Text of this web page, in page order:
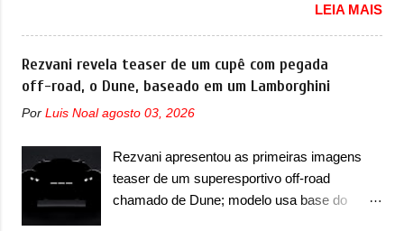
não deve ter agradado em nada os primeiros
consumidores). Pelas imagens teaser, se
percebe que o sedã contará com um novo
para-choque na dianteira. Ele passa a trazer
um vinco horizontal mais destacado que
logo abaixo do logotipo e dos faróis. Ele ainda
possui um espaço para a placa novo abaixo
do vinco e uma nova entrada de ar inferio...
como uma marca com utilitários esportivos, a
Fang Cheng Bao nasceu como uma empresa
voltada a desenvolver utilitários esportivos
com uma pegada mais off-road. E isso
funcionou muito bem com o lançamento dos
modelos Bao 5 e Bao 8, além do Tai 3 e Tai 7.
vez no segmento de... sedãs. Antecipado por
imagens teaser, o Formula S será o primeiro
três volumes da Fang Cheng Bao, que
LEIA MAIS
Rezvani revela teaser de um cupê com pegada
off-road, o Dune, baseado em um Lamborghini
Por Luis Noal agosto 03, 2026
Rezvani apresentou as primeiras imagens
teaser de um superesportivo off-road
chamado de Dune; modelo usa base do